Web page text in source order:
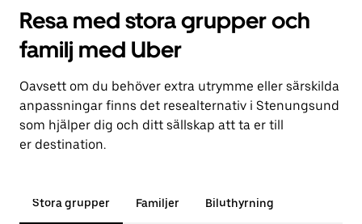
Resa med stora grupper och
familj med Uber
Oavsett om du behöver extra utrymme eller särskilda
anpassningar finns det resealternativ i Stenungsund
som hjälper dig och ditt sällskap att ta er till
er destination.
Stora grupper Familjer Biluthyrning